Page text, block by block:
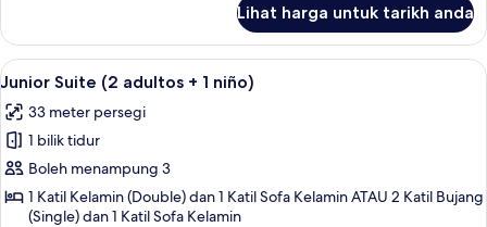
Suite
(3
Adultos)
Lihat harga untuk tarikh anda
Lihat
semua
foto
untuk
Junior
Suite
Peralatan tempat tidur premium, bar
4
Junior Suite (2 adultos + 1 niño)
33 meter persegi
1 bilik tidur
Boleh menampung 3
1 Katil Kelamin (Double) dan 1 Katil Sofa Kelamin ATAU 2 Katil Bujang
(Single) dan 1 Katil Sofa Kelamin